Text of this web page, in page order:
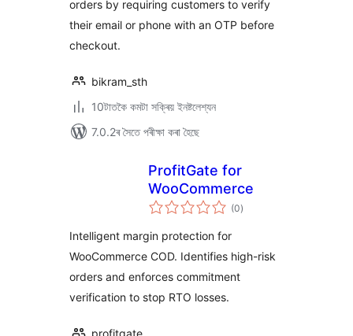
orders by requiring customers to verify
their email or phone with an OTP before
checkout.
bikram_sth
10টাতকৈ কমটা সক্ৰিয় ইনষ্টলেশ্যন
7.0.2ৰ সৈতে পৰীক্ষা কৰা হৈছে
ProfitGate for
WooCommerce
(0টা
মুঠ)
Intelligent margin protection for
WooCommerce COD. Identifies high-risk
orders and enforces commitment
verification to stop RTO losses.
profitgate